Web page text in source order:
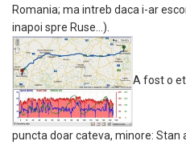
Romania; ma intreb daca i-ar
inapoi spre Ruse…).
A fost o
puncta doar cateva, minore: Stan